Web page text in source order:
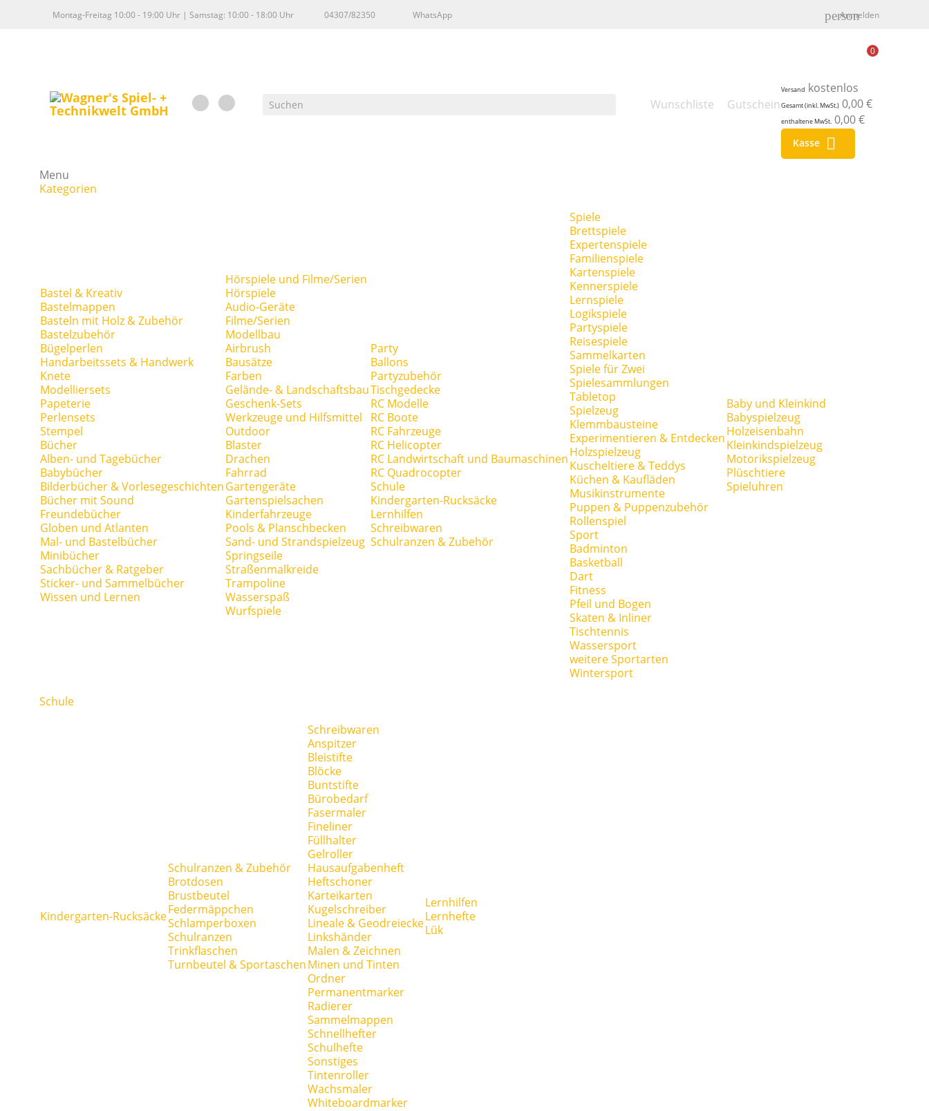
Montag-Freitag 10:00 - 19:00 Uhr | Samstag: 10:00 - 18:00 Uhr 04307/82350 WhatsApp person
Anmelden
Wunschliste Gutschein
0
Versand kostenlos
Gesamt (inkl. MwSt.) 0,00 €
enthaltene MwSt. 0,00 €
Kasse 
Menu
Kategorien
Bastel & Kreativ
Bastelmappen
Basteln mit Holz & Zubehör
Bastelzubehör
Bügelperlen
Handarbeitssets & Handwerk
Knete
Modelliersets
Papeterie
Perlensets
Stempel
Bücher
Alben- und Tagebücher
Babybücher
Bilderbücher & Vorlesegeschichten
Bücher mit Sound
Freundebücher
Globen und Atlanten
Mal- und Bastelbücher
Minibücher
Sachbücher & Ratgeber
Sticker- und Sammelbücher
Wissen und Lernen
Hörspiele und Filme/Serien
Hörspiele
Audio-Geräte
Filme/Serien
Modellbau
Airbrush
Bausätze
Farben
Gelände- & Landschaftsbau
Geschenk-Sets
Werkzeuge und Hilfsmittel
Outdoor
Blaster
Drachen
Fahrrad
Gartengeräte
Gartenspielsachen
Kinderfahrzeuge
Pools & Planschbecken
Sand- und Strandspielzeug
Springseile
Straßenmalkreide
Trampoline
Wasserspaß
Wurfspiele
Party
Ballons
Partyzubehör
Tischgedecke
RC Modelle
RC Boote
RC Fahrzeuge
RC Helicopter
RC Landwirtschaft und Baumaschinen
RC Quadrocopter
Schule
Kindergarten-Rucksäcke
Lernhilfen
Schreibwaren
Schulranzen & Zubehör
Spiele
Brettspiele
Expertenspiele
Familienspiele
Kartenspiele
Kennerspiele
Lernspiele
Logikspiele
Partyspiele
Reisespiele
Sammelkarten
Spiele für Zwei
Spielesammlungen
Tabletop
Spielzeug
Klemmbausteine
Experimentieren & Entdecken
Holzspielzeug
Kuscheltiere & Teddys
Küchen & Kaufläden
Musikinstrumente
Puppen & Puppenzubehör
Rollenspiel
Sport
Badminton
Basketball
Dart
Fitness
Pfeil und Bogen
Skaten & Inliner
Tischtennis
Wassersport
weitere Sportarten
Wintersport
Baby und Kleinkind
Babyspielzeug
Holzeisenbahn
Kleinkindspielzeug
Motorikspielzeug
Plüschtiere
Spieluhren
Schule
Kindergarten-Rucksäcke
Schulranzen & Zubehör
Brotdosen
Brustbeutel
Federmäppchen
Schlamperboxen
Schulranzen
Trinkflaschen
Turnbeutel & Sportaschen
Schreibwaren
Anspitzer
Bleistifte
Blöcke
Buntstifte
Bürobedarf
Fasermaler
Fineliner
Füllhalter
Gelroller
Hausaufgabenheft
Heftschoner
Karteikarten
Kugelschreiber
Lineale & Geodreiecke
Linkshänder
Malen & Zeichnen
Minen und Tinten
Ordner
Permanentmarker
Radierer
Sammelmappen
Schnellhefter
Schulhefte
Sonstiges
Tintenroller
Wachsmaler
Whiteboardmarker
Lernhilfen
Lernhefte
Lük